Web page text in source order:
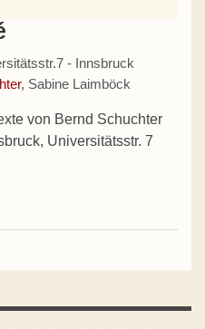
- Innsbruck
, Sabine Laimböck
von Bernd Schuchter
Universitätsstr. 7